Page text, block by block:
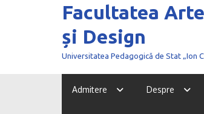
Facultatea
și Design
Universitatea Pedagogică de Stat „Ion
Admitere Despre